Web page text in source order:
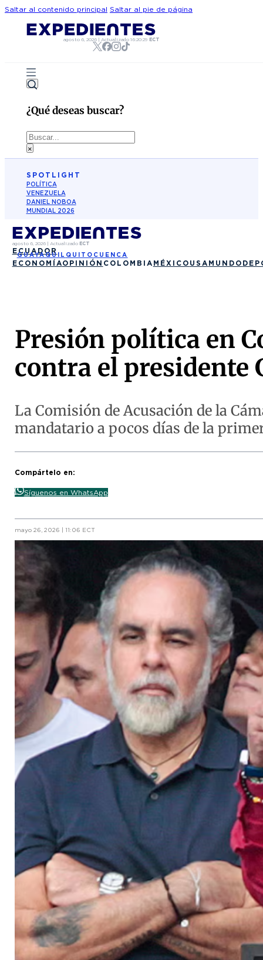
Saltar al contenido principal Saltar al pie de página
agosto 6, 2026 |Actualizado16:20:29 ECT
¿Qué deseas buscar?
Buscar
×
SPOTLIGHT
POLÍTICA
VENEZUELA
DANIEL NOBOA
MUNDIAL 2026
agosto 6, 2026| Actualizado ECT
ECUADOR
GUAYAQUIL QUITO CUENCA
ECONOMÍAOPINIÓN COLOMBIA MÉXICO USA MUNDO
Presión política en
contra el presidente
La Comisión de Acusación de la
mandatario a pocos días de la
Compártelo en:
Síguenos en WhatsApp
mayo 26, 2026 | 11:06 ECT